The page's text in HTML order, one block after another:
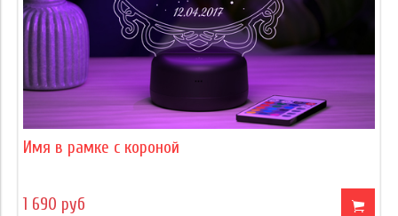
Имя в рамке с короной
1 690 руб